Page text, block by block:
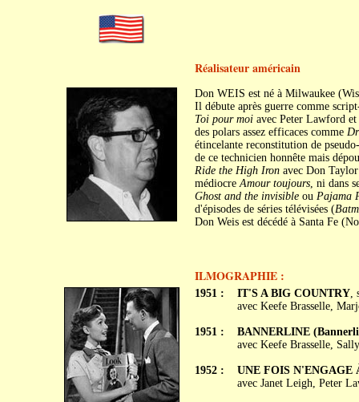
Réalisateur américain
Don WEIS est né à Milwaukee
Il débute après guerre comme
Toi pour moiavec Peter Lawford et
des polars assez efficaces comme
étincelante reconstitution de
de ce technicien honnête mais
Ride the High Ironavec Don
médiocreAmour toujours, ni dans
Ghost and the invisibleou Pajama
d'épisodes de séries télévisées (
Don Weis est décédé à Santa Fe
ILMOGRAPHIE :
1951 :
1951 :
1952 :
IT'S A BIG COUNTRY,
avec Keefe Brasselle,
BANNERLINE
avec Keefe Brasselle,
UNE FOIS N'ENGAGE
avec Janet Leigh, Peter